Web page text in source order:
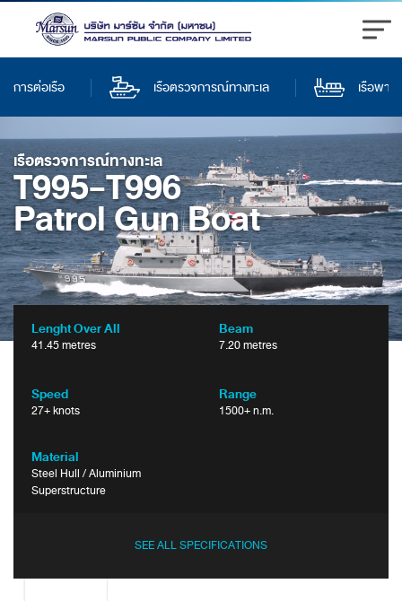
การต่อเรือ เรือตรวจการณ์ทางทะเล เรือพา
เรือตรวจการณ์ทางทะเล
T995-T996
Patrol Gun Boat
Lenght Over All
41.45 metres
Beam
7.20 metres
Speed
27+ knots
Range
1500+ n.m.
Material
Steel Hull / Aluminium
Superstructure
SEE ALL SPECIFICATIONS